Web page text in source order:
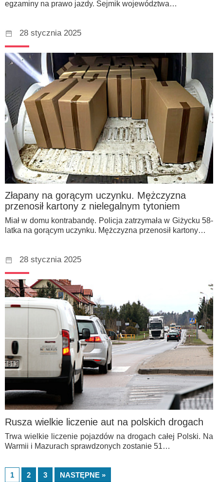
egzaminy na prawo jazdy. Sejmik województwa…
28 stycznia 2025
Złapany na gorącym uczynku. Mężczyzna
przenosił kartony z nielegalnym tytoniem
Miał w domu kontrabandę. Policja zatrzymała w Giżycku 58-
latka na gorącym uczynku. Mężczyzna przenosił kartony…
28 stycznia 2025
Rusza wielkie liczenie aut na polskich drogach
Trwa wielkie liczenie pojazdów na drogach całej Polski. Na
Warmii i Mazurach sprawdzonych zostanie 51…
1 2 3 NASTĘPNE »